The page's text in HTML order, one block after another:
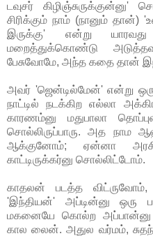
டவுசர்
சிரிக்கும் நாம் (நானும் தான்)
இருக்கு' என்று
மறைத்துக்கொண்டு
பேசுவோமே, அந்த கதை தான்
அவர் 'ஜென்டில்மேன்' என்று
நாட்டில் நடக்கிற எல்லா
காரணம்னு மதுபாலா
சொல்லிருப்பாரு. அத
ஆக்குனோம்; ஏன்னா
காட்டிருக்கர்னு சொல்லிட்டோம்.
காதலன் படத்த விட்ருவோம்,
'இந்தியன்' அப்டின்னு ஒரு
மகனையே கொல்ற அப்பான்னு
கால லைன். அதுல வர்மம்,